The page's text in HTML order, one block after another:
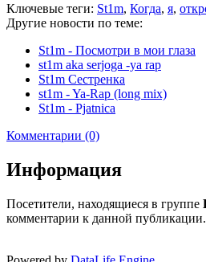
Ключевые теги: St1m, Когда, я,
Другие новости по теме:
St1m - Посмотри в мои глаза
st1m aka serjoga -ya rap
St1m Сестренка
st1m - Ya-Rap (long mix)
St1m - Pjatnica
Комментарии (0)
Информация
Посетители, находящиеся в группе
комментарии к данной публикации.